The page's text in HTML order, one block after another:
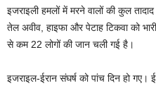
इजराइली हमलों में मरने वालों की कुल
तेल अवीव, हाइफा और पेटाह टिकवा को
से कम 22 लोगों की जान चली गई है।
इजराइल-ईरान संघर्ष को पांच दिन हो गए।